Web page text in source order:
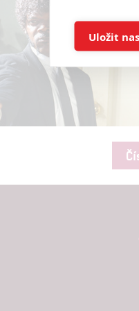
služeb
Udělením
Uložit